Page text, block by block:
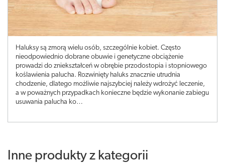
Haluksy są zmorą wielu osób, szczególnie kobiet. Często
nieodpowiednio dobrane obuwie i genetyczne obciążenie
prowadzi do zniekształceń w obrębie przodostopia i stopniowego
koślawienia palucha. Rozwinięty haluks znacznie utrudnia
chodzenie, dlatego możliwie najszybciej należy wdrożyć leczenie,
a w poważnych przypadkach konieczne będzie wykonanie zabiegu
usuwania palucha ko…
Inne produkty z kategorii